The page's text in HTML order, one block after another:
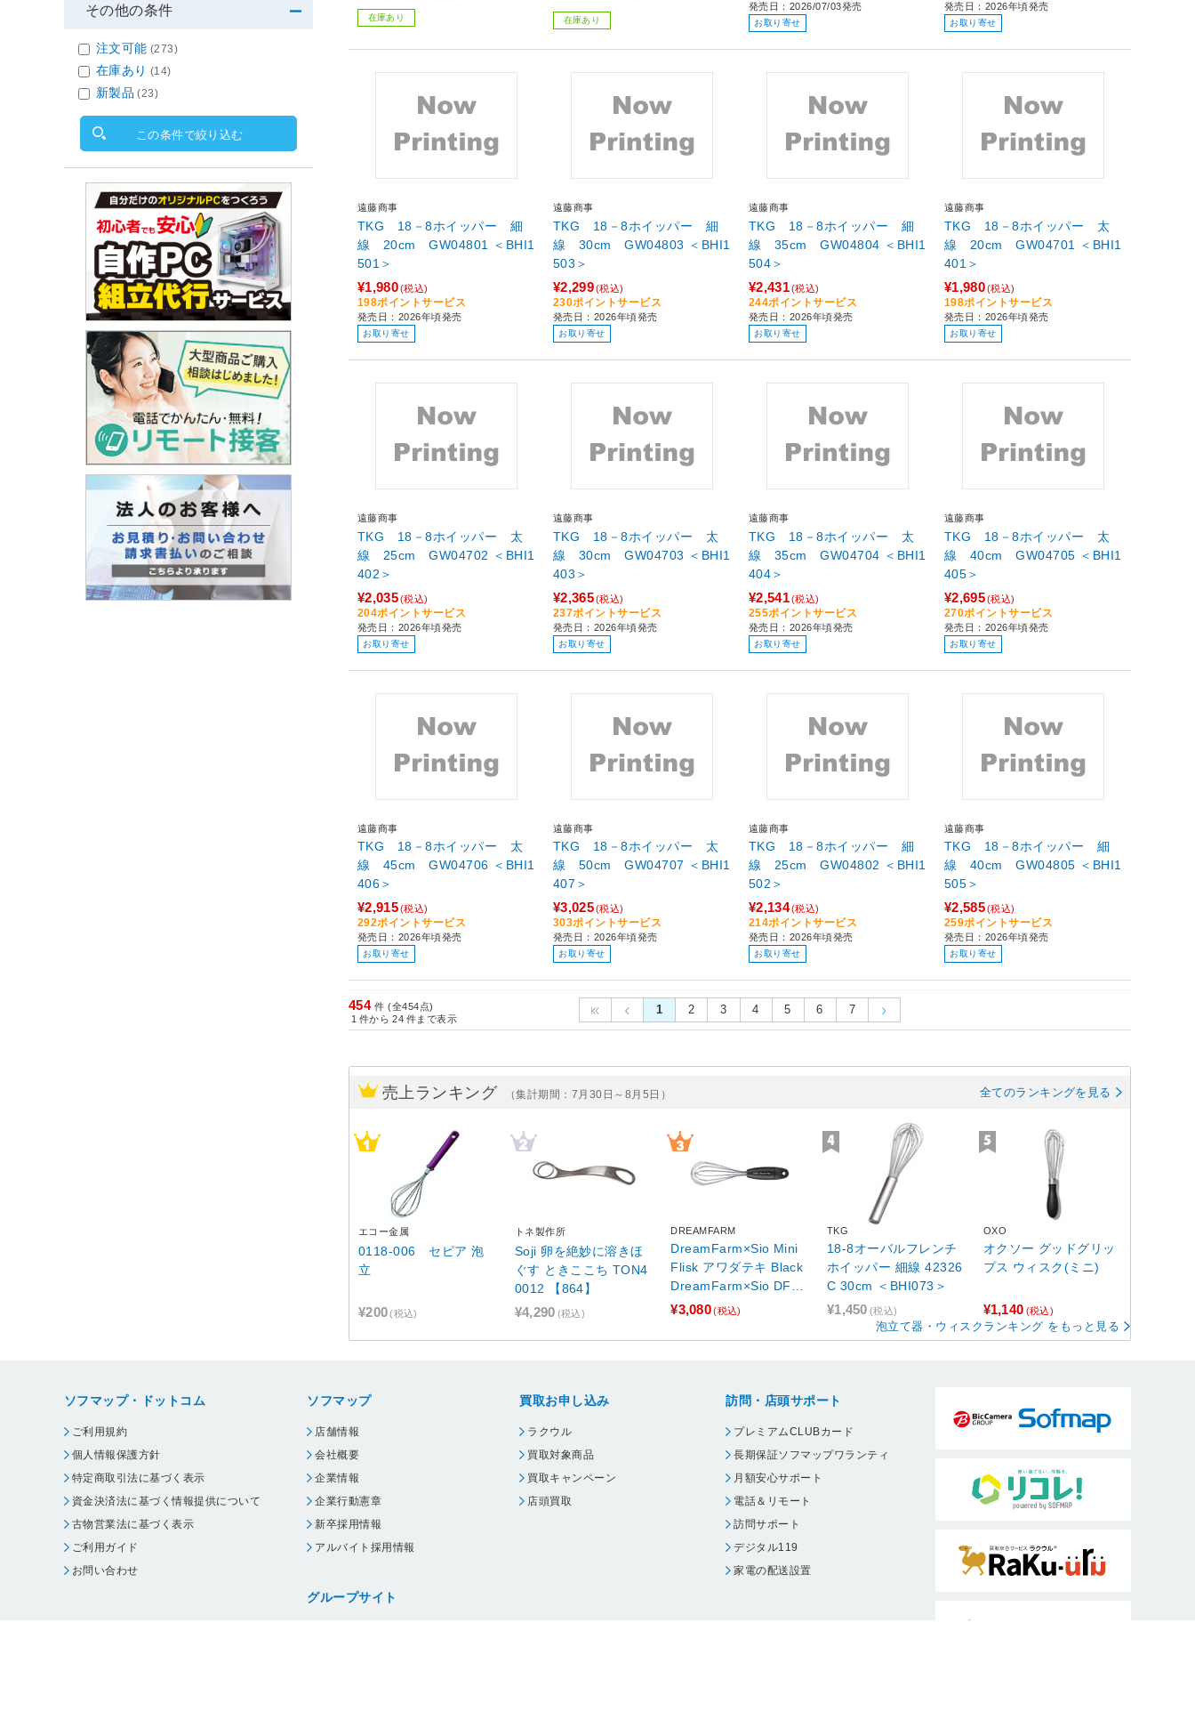
在庫あり 在庫あり
発売日：2026/07/03発売
お取り寄せ
発売日：2026年頃発売
お取り寄せ
遠藤商事
TKG 18－8ホイッパー 細
線 20cm GW04801 ＜BHI1
501＞
¥1,980(税込)
198ポイントサービス
発売日：2026年頃発売
お取り寄せ
遠藤商事
TKG 18－8ホイッパー 細
線 30cm GW04803 ＜BHI1
503＞
¥2,299(税込)
230ポイントサービス
発売日：2026年頃発売
お取り寄せ
遠藤商事
TKG 18－8ホイッパー 細
線 35cm GW04804 ＜BHI1
504＞
¥2,431(税込)
244ポイントサービス
発売日：2026年頃発売
お取り寄せ
遠藤商事
TKG 18－8ホイッパー 太
線 20cm GW04701 ＜BHI1
401＞
¥1,980(税込)
198ポイントサービス
発売日：2026年頃発売
お取り寄せ
遠藤商事
TKG 18－8ホイッパー 太
線 25cm GW04702 ＜BHI1
402＞
¥2,035(税込)
204ポイントサービス
発売日：2026年頃発売
お取り寄せ
遠藤商事
TKG 18－8ホイッパー 太
線 30cm GW04703 ＜BHI1
403＞
¥2,365(税込)
237ポイントサービス
発売日：2026年頃発売
お取り寄せ
遠藤商事
TKG 18－8ホイッパー 太
線 35cm GW04704 ＜BHI1
404＞
¥2,541(税込)
255ポイントサービス
発売日：2026年頃発売
お取り寄せ
遠藤商事
TKG 18－8ホイッパー 太
線 40cm GW04705 ＜BHI1
405＞
¥2,695(税込)
270ポイントサービス
発売日：2026年頃発売
お取り寄せ
遠藤商事
TKG 18－8ホイッパー 太
線 45cm GW04706 ＜BHI1
406＞
¥2,915(税込)
292ポイントサービス
発売日：2026年頃発売
お取り寄せ
遠藤商事
TKG 18－8ホイッパー 太
線 50cm GW04707 ＜BHI1
407＞
¥3,025(税込)
303ポイントサービス
発売日：2026年頃発売
お取り寄せ
遠藤商事
TKG 18－8ホイッパー 細
線 25cm GW04802 ＜BHI1
502＞
¥2,134(税込)
214ポイントサービス
発売日：2026年頃発売
お取り寄せ
遠藤商事
TKG 18－8ホイッパー 細
線 40cm GW04805 ＜BHI1
505＞
¥2,585(税込)
259ポイントサービス
発売日：2026年頃発売
お取り寄せ
454 件 (全454点)
1 件から 24 件まで表示
1 2 3 4 5 6 7
売上ランキング （集計期間：7月30日～8月5日） 全てのランキングを見る
エコー金属
0118-006 セピア 泡
立
¥200 (税込)
トネ製作所
Soji 卵を絶妙に溶きほ
ぐす ときここち TON4
0012 【864】
¥4,290 (税込)
DREAMFARM
DreamFarm×Sio Mini
Flisk アワダテキ Black
DreamFarm×Sio DFxS
io_MiniFlisk
¥3,080(税込)
TKG
18-8オーバルフレンチ
ホイッパー 細線 42326
C 30cm ＜BHI073＞
¥1,450 (税込)
OXO
オクソー グッドグリッ
プス ウィスク(ミニ)
¥1,140 (税込)
泡立て器・ウィスクランキング をもっと見る
その他の条件
注文可能 (273)
在庫あり (14)
新製品 (23)
この条件で絞り込む
ソフマップ・ドットコム
ご利用規約
個人情報保護方針
特定商取引法に基づく表示
資金決済法に基づく情報提供について
古物営業法に基づく表示
ご利用ガイド
お問い合わせ
ソフマップ
店舗情報
会社概要
企業情報
企業行動憲章
新卒採用情報
アルバイト採用情報
グループサイト
買取お申し込み
ラクウル
買取対象商品
買取キャンペーン
店頭買取
訪問・店頭サポート
プレミアムCLUBカード
長期保証ソフマップワランティ
月額安心サポート
電話＆リモート
訪問サポート
デジタル119
家電の配送設置